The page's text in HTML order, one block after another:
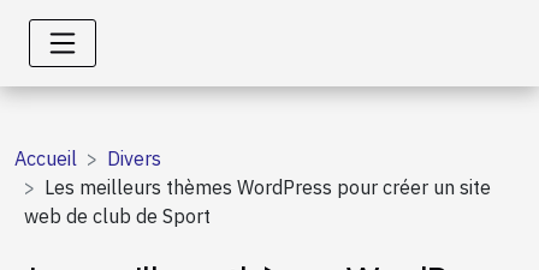
Accueil
Divers
Les meilleurs thèmes WordPress pour créer un site
web de club de Sport